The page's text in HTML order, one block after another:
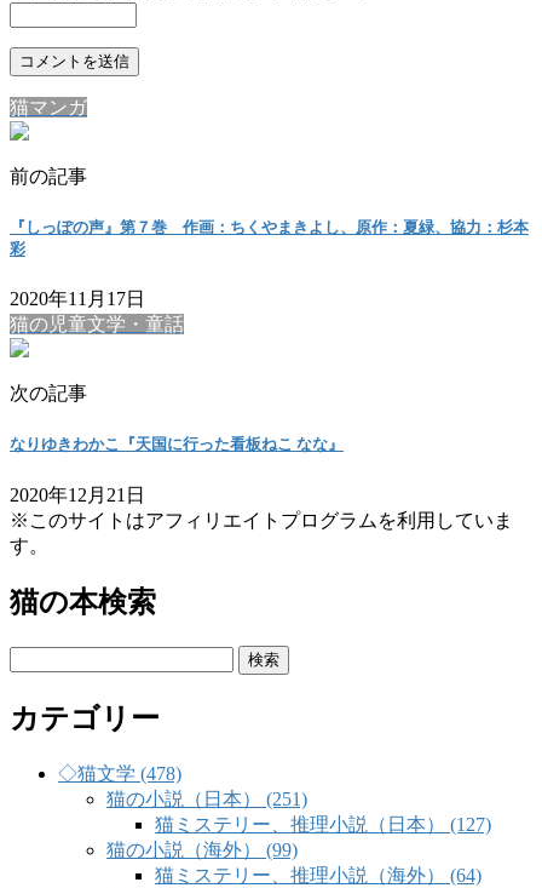
猫マンガ
前の記事
『しっぽの声』第７巻 作画：ちくやまきよし、原作：夏緑、協力：杉本
彩
2020年11月17日
猫の児童文学・童話
次の記事
なりゆきわかこ『天国に行った看板ねこ なな』
2020年12月21日
※このサイトはアフィリエイトプログラムを利用していま
す。
猫の本検索
カテゴリー
◇猫文学 (478)
猫の小説（日本） (251)
猫ミステリー、推理小説（日本） (127)
猫の小説（海外） (99)
猫ミステリー、推理小説（海外） (64)